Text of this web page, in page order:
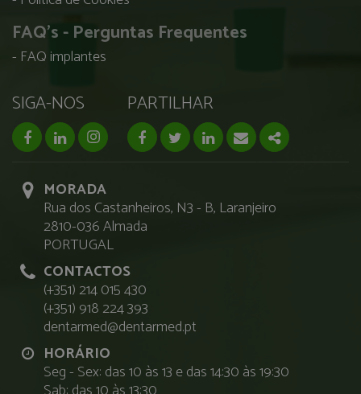
FAQ's - Perguntas Frequentes
FAQ implantes
SIGA-NOS
facebook page
linkedin page
instagram page
PARTILHAR
Facebook
TwitterLinkedinEmail Share
MORADA
Rua dos Castanheiros, N3 - B, Laranjeiro
2810-036 Almada
PORTUGAL
CONTACTOS
(+351) 214 015 430
(+351) 918 224 393
dentarmed@dentarmed.pt
HORÁRIO
Seg - Sex: das 10 às 13 e das 14:30 às 19:30